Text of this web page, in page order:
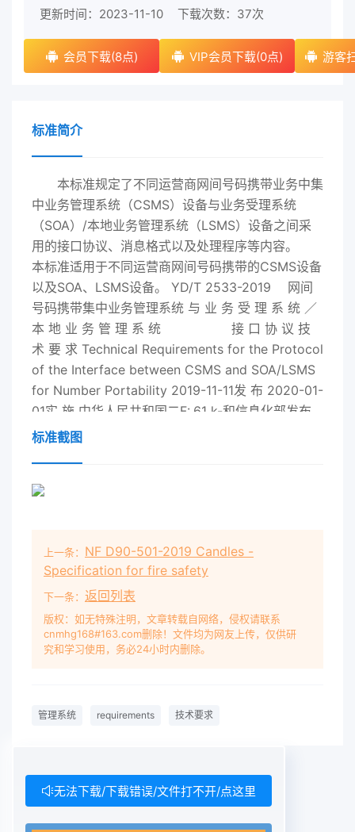
更新时间：2023-11-10 下载次数： 37次
会员下载(8点) VIP会员下载(0点) 游客
标准简介
本标准规定了不同运营商网间号码携带业务中集
中业务管理系统（CSMS）设备与业务受理系统
（SOA）/本地业务管理系统（LSMS）设备之间采
用的接口协议、消息格式以及处理程序等内容。
本标准适用于不同运营商网间号码携带的CSMS设备
以及SOA、LSMS设备。 YD/T 2533-2019 网间
号码携带集中业务管理系统 与 业 务 受 理 系 统 ／
本 地 业 务 管 理 系 统 接 口 协 议 技
术 要 求 Technical Requirements for the Protocol
of the Interface between CSMS and SOA/LSMS
for Number Portability 2019-11-11发 布 2020-01-
01实 施 中华人民共和国二F:,61 k-和信息化部发布
YD/T 2533-
？ ？ ？ ？ ？ ？ ？ ？ ？ ？ ？ ？ ． ． ． Iv ls布
标准截图
上一条： NF D90-501-2019 Candles -
Specification for fire safety
下一条： 返回列表
版权：如无特殊注明，文章转载自网络，侵权请联系
cnmhg168#163.com删除！文件均为网友上传，仅供研
究和学习使用，务必24小时内删除。
管理系统 requirements 技术要求
无法下载/下载错误/文件打不开/点这里